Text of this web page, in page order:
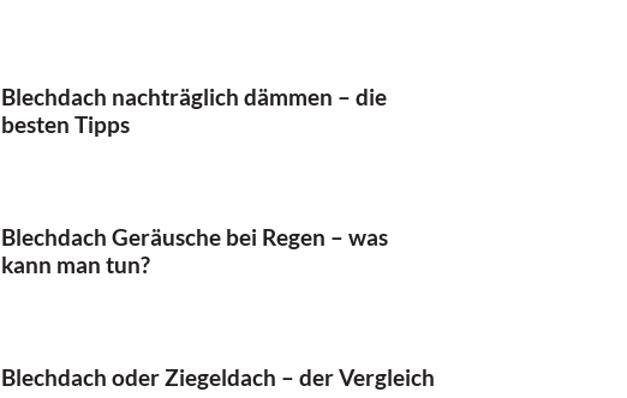
Blechdach nachträglich dämmen – die
besten Tipps
Blechdach Geräusche bei Regen – was
kann man tun?
Blechdach oder Ziegeldach – der Vergleich